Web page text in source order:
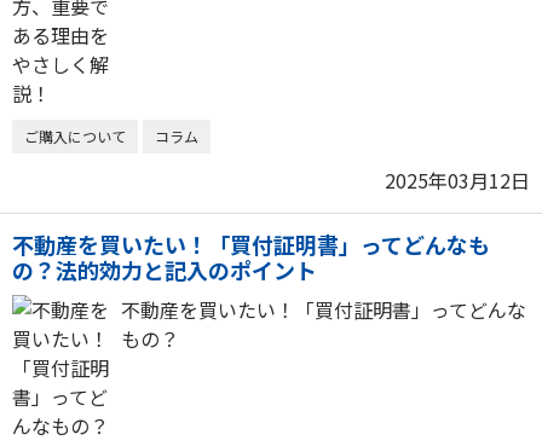
ご購入について コラム
2025年03月12日
不動産を買いたい！「買付証明書」ってどんなも
の？法的効力と記入のポイント
不動産を買いたい！「買付証明書」ってどんな
もの？